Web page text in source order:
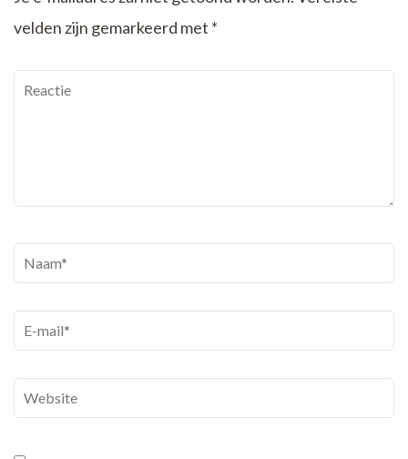
velden zijn gemarkeerd met *
Reactie
Naam*
E-
mail*
Website